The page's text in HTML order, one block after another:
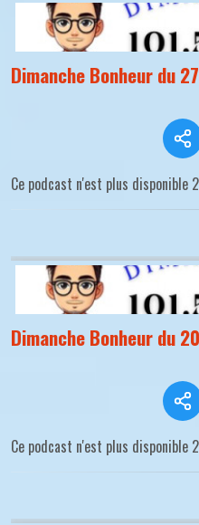
Dimanche Bonheur du
Ce podcast n'est plus
Dimanche Bonheur du
Ce podcast n'est plus